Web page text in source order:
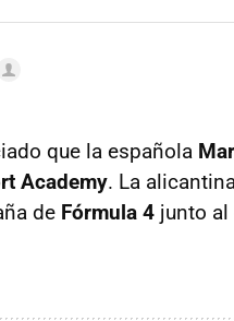
que la española
Academy. La
de Fórmula 4 junto